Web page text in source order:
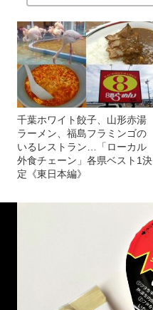
千葉ホワイト餃子、山形赤湯
ラーメン、福島フラミンゴの
いるレストラン…「ローカル
外食チェーン」各県ベスト1決
定《東日本編》